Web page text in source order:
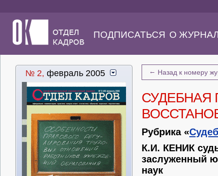
ПОДПИСАТЬСЯ О
№ 2, февраль 2005 ← Назад к номеру
СУДЕБНАЯ
Рубрика «
К.И. КЕНИК
заслуженный
наук